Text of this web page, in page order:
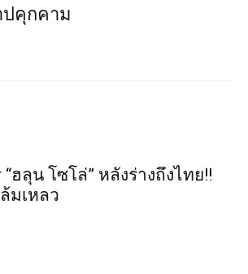
ปคุกคาม
ฮลุน โซโล่” หลังร่างถึงไทย!!
มเหลว